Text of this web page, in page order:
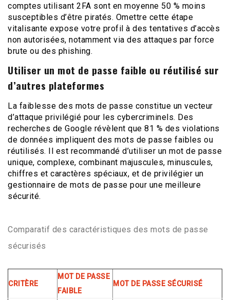
comptes utilisant 2FA sont en moyenne 50 % moins
susceptibles d’être piratés. Omettre cette étape
vitalisante expose votre profil à des tentatives d’accès
non autorisées, notamment via des attaques par force
brute ou des phishing.
Utiliser un mot de passe faible ou réutilisé sur
d’autres plateformes
La faiblesse des mots de passe constitue un vecteur
d’attaque privilégié pour les cybercriminels. Des
recherches de Google révèlent que 81 % des violations
de données impliquent des mots de passe faibles ou
réutilisés. Il est recommandé d’utiliser un mot de passe
unique, complexe, combinant majuscules, minuscules,
chiffres et caractères spéciaux, et de privilégier un
gestionnaire de mots de passe pour une meilleure
sécurité.
Comparatif des caractéristiques des mots de passe
sécurisés
CRITÈRE
MOT DE PASSE
FAIBLE
MOT DE PASSE SÉCURISÉ